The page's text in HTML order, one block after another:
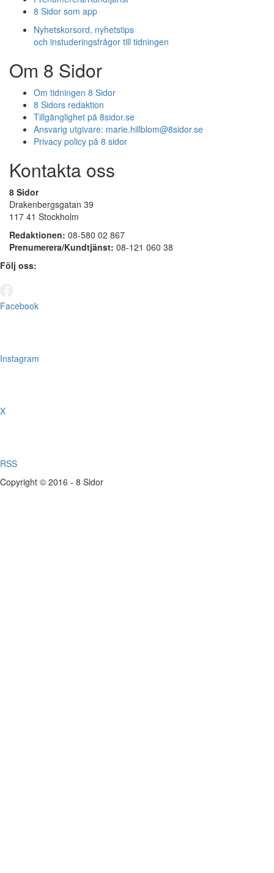
8 Sidor som app
Nyhetskorsord, nyhetstips
och instuderingsfrågor till tidningen
Om 8 Sidor
Om tidningen 8 Sidor
8 Sidors redaktion
Tillgänglighet på 8sidor.se
Ansvarig utgivare: marie.hillblom@8sidor.se
Privacy policy på 8 sidor
Kontakta oss
8 Sidor
Drakenbergsgatan 39
117 41 Stockholm
Redaktionen: 08-580 02 867
Prenumerera/Kundtjänst: 08-121 060 38
Följ oss:
Facebook
Instagram
X
RSS
Copyright © 2016 - 8 Sidor